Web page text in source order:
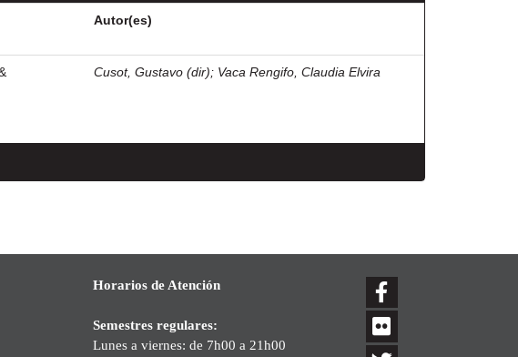
Autor(es)
Cusot, Gustavo (dir); Vaca Rengifo, Claudia Elvira
Horarios de Atención
Semestres regulares:
Lunes a viernes: de 7h00 a 21h00